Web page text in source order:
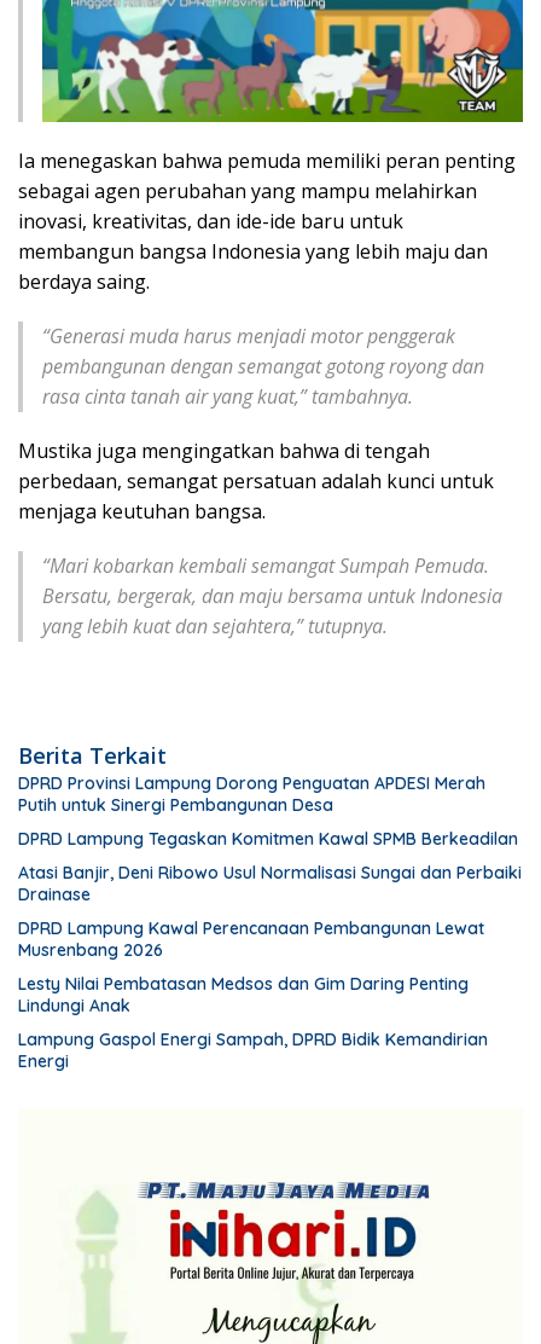
Ia menegaskan bahwa pemuda memiliki peran penting
sebagai agen perubahan yang mampu melahirkan
inovasi, kreativitas, dan ide-ide baru untuk
membangun bangsa Indonesia yang lebih maju dan
berdaya saing.
“Generasi muda harus menjadi motor penggerak
pembangunan dengan semangat gotong royong dan
rasa cinta tanah air yang kuat,” tambahnya.
Mustika juga mengingatkan bahwa di tengah
perbedaan, semangat persatuan adalah kunci untuk
menjaga keutuhan bangsa.
“Mari kobarkan kembali semangat Sumpah Pemuda.
Bersatu, bergerak, dan maju bersama untuk Indonesia
yang lebih kuat dan sejahtera,” tutupnya.
Berita Terkait
DPRD Provinsi Lampung Dorong Penguatan APDESI Merah
Putih untuk Sinergi Pembangunan Desa
DPRD Lampung Tegaskan Komitmen Kawal SPMB Berkeadilan
Atasi Banjir, Deni Ribowo Usul Normalisasi Sungai dan Perbaiki
Drainase
DPRD Lampung Kawal Perencanaan Pembangunan Lewat
Musrenbang 2026
Lesty Nilai Pembatasan Medsos dan Gim Daring Penting
Lindungi Anak
Lampung Gaspol Energi Sampah, DPRD Bidik Kemandirian
Energi